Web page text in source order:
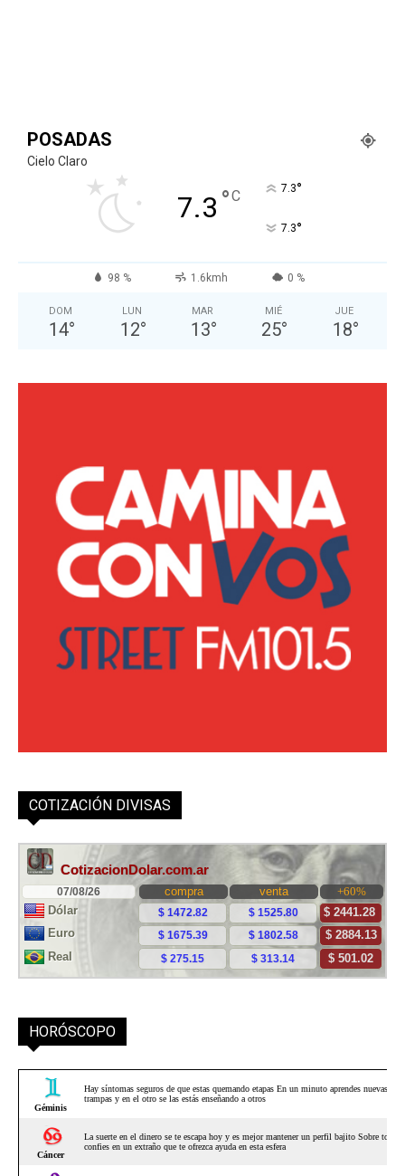
POSADAS
Cielo Claro
7.3 °C 7.3°
7.3°
98 % 1.6kmh 0 %
DOM
14°
LUN
12°
MAR
13°
MIÉ
25°
JUE
18°
COTIZACIÓN DIVISAS
HORÓSCOPO